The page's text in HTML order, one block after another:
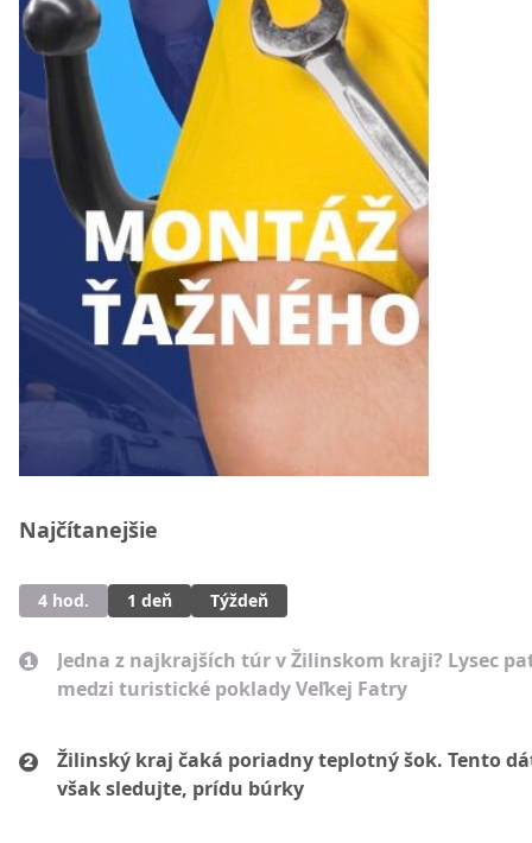
Najčítanejšie
4 hod. 1 deň Týždeň
Jedna z najkrajších túr v Žilinskom kraji? Lysec
medzi turistické poklady Veľkej Fatry
Žilinský kraj čaká poriadny teplotný šok. Tento
však sledujte, prídu búrky